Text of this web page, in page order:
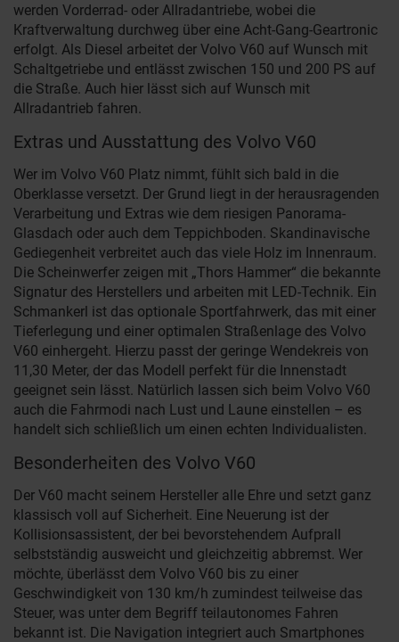
werden Vorderrad- oder Allradantriebe, wobei die
Kraftverwaltung durchweg über eine Acht-Gang-Geartronic
erfolgt. Als Diesel arbeitet der Volvo V60 auf Wunsch mit
Schaltgetriebe und entlässt zwischen 150 und 200 PS auf
die Straße. Auch hier lässt sich auf Wunsch mit
Allradantrieb fahren.
Extras und Ausstattung des Volvo V60
Wer im Volvo V60 Platz nimmt, fühlt sich bald in die
Oberklasse versetzt. Der Grund liegt in der herausragenden
Verarbeitung und Extras wie dem riesigen Panorama-
Glasdach oder auch dem Teppichboden. Skandinavische
Gediegenheit verbreitet auch das viele Holz im Innenraum.
Die Scheinwerfer zeigen mit „Thors Hammer“ die bekannte
Signatur des Herstellers und arbeiten mit LED-Technik. Ein
Schmankerl ist das optionale Sportfahrwerk, das mit einer
Tieferlegung und einer optimalen Straßenlage des Volvo
V60 einhergeht. Hierzu passt der geringe Wendekreis von
11,30 Meter, der das Modell perfekt für die Innenstadt
geeignet sein lässt. Natürlich lassen sich beim Volvo V60
auch die Fahrmodi nach Lust und Laune einstellen – es
handelt sich schließlich um einen echten Individualisten.
Besonderheiten des Volvo V60
Der V60 macht seinem Hersteller alle Ehre und setzt ganz
klassisch voll auf Sicherheit. Eine Neuerung ist der
Kollisionsassistent, der bei bevorstehendem Aufprall
selbstständig ausweicht und gleichzeitig abbremst. Wer
möchte, überlässt dem Volvo V60 bis zu einer
Geschwindigkeit von 130 km/h zumindest teilweise das
Steuer, was unter dem Begriff teilautonomes Fahren
bekannt ist. Die Navigation integriert auch Smartphones